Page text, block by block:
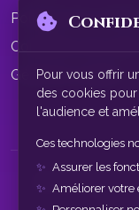
Politique de
Conditions de vente
Gérer les cookies
© 2026
Pour vous offrir
des cookies
l'audience et
Ces technologies
Assurer les
Améliorer votre